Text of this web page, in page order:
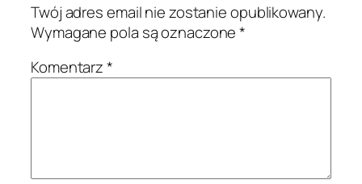
Twój adres email nie zostanie opublikowany.
Wymagane pola są oznaczone*
Komentarz*